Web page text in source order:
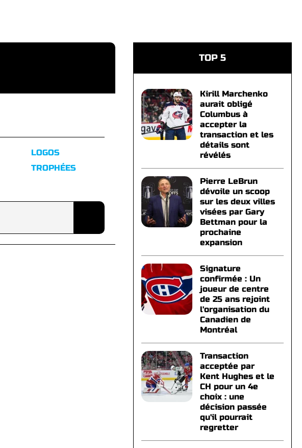
LOGOS
TROPHÉES
TOP 5
Kirill Marchenko
aurait obligé
Columbus à
accepter la
transaction et les
détails sont
révélés
Pierre LeBrun
dévoile un scoop
sur les deux villes
visées par Gary
Bettman pour la
prochaine
expansion
Signature
confirmée : Un
joueur de centre
de 25 ans rejoint
l'organisation du
Canadien de
Montréal
Transaction
acceptée par
Kent Hughes et le
CH pour un 4e
choix : une
décision passée
qu'il pourrait
regretter